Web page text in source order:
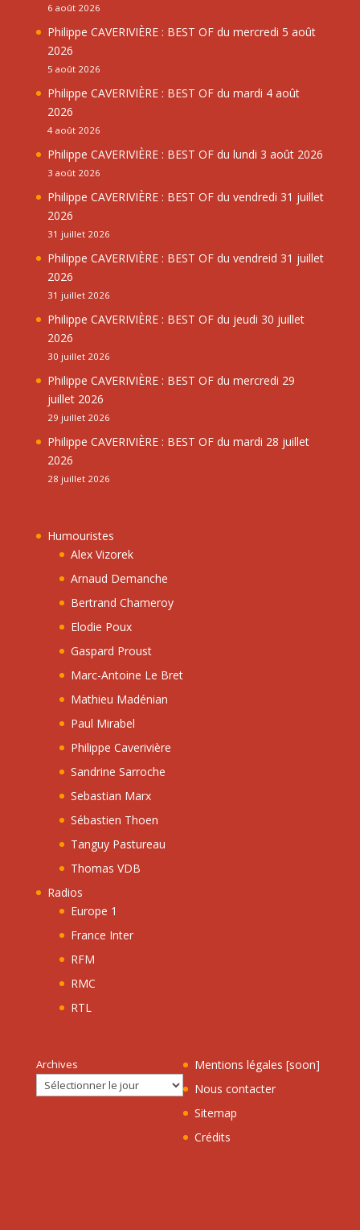
6 août 2026
Philippe CAVERIVIÈRE : BEST OF du mercredi 5 août
2026
5 août 2026
Philippe CAVERIVIÈRE : BEST OF du mardi 4 août
2026
4 août 2026
Philippe CAVERIVIÈRE : BEST OF du lundi 3 août 2026
3 août 2026
Philippe CAVERIVIÈRE : BEST OF du vendredi 31 juillet
2026
31 juillet 2026
Philippe CAVERIVIÈRE : BEST OF du vendreid 31 juillet
2026
31 juillet 2026
Philippe CAVERIVIÈRE : BEST OF du jeudi 30 juillet
2026
30 juillet 2026
Philippe CAVERIVIÈRE : BEST OF du mercredi 29
juillet 2026
29 juillet 2026
Philippe CAVERIVIÈRE : BEST OF du mardi 28 juillet
2026
28 juillet 2026
Humouristes
Alex Vizorek
Arnaud Demanche
Bertrand Chameroy
Elodie Poux
Gaspard Proust
Marc-Antoine Le Bret
Mathieu Madénian
Paul Mirabel
Philippe Caverivière
Sandrine Sarroche
Sebastian Marx
Sébastien Thoen
Tanguy Pastureau
Thomas VDB
Radios
Europe 1
France Inter
RFM
RMC
RTL
Archives
Mentions légales [soon]
Nous contacter
Sitemap
Crédits